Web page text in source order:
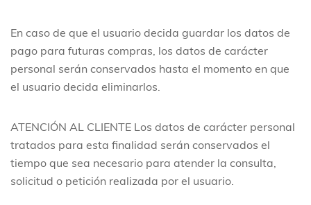
En caso de que el usuario decida guardar los datos de
pago para futuras compras, los datos de carácter
personal serán conservados hasta el momento en que
el usuario decida eliminarlos.
ATENCIÓN AL CLIENTE Los datos de carácter personal
tratados para esta finalidad serán conservados el
tiempo que sea necesario para atender la consulta,
solicitud o petición realizada por el usuario.